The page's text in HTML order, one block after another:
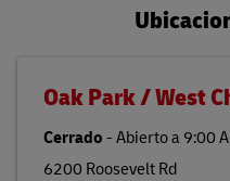
Oak Park / West
Cerrado-Abierto a9:00
6200 Roosevelt Rd